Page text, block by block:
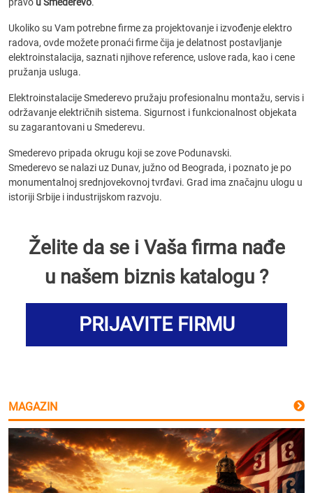
Ukoliko su Vam potrebne firme za projektovanje i izvođenje elektro
radova, ovde možete pronaći firme čija je delatnost postavljanje
elektroinstalacija, saznati njihove reference, uslove rada, kao i cene
pružanja usluga.
Elektroinstalacije Smederevo pružaju profesionalnu montažu, servis i
održavanje električnih sistema. Sigurnost i funkcionalnost objekata
su zagarantovani u Smederevu.
Smederevo pripada okrugu koji se zove Podunavski.
Smederevo se nalazi uz Dunav, južno od Beograda, i poznato je po
monumentalnoj srednjovekovnoj tvrđavi. Grad ima značajnu ulogu u
istoriji Srbije i industrijskom razvoju.
Želite da se i Vaša firma nađe
u našem biznis katalogu ?
PRIJAVITE FIRMU
MAGAZIN